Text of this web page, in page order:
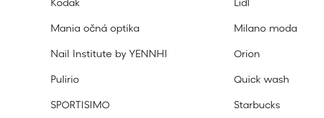
Kodak Lidl
Mania očná optika Milano moda
Nail Institute by YENNHI Orion
Pulirio Quick wash
SPORTISIMO Starbucks